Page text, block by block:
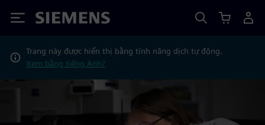
Siemens
Trang này được hiển thị bằng tính năng dịch tự động.
Xem bằng tiếng Anh?